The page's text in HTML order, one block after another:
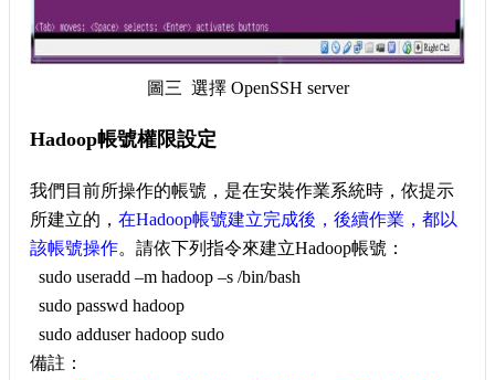
圖三 選擇 OpenSSH server
Hadoop帳號權限設定
我們目前所操作的帳號，是在安裝作業系統時，依提示
所建立的， 在Hadoop帳號建立完成後，後續作業，都以
該帳號操作。請依下列指令來建立Hadoop帳號：
sudo useradd –m hadoop –s /bin/bash
sudo passwd hadoop
sudo adduser hadoop sudo
備註：